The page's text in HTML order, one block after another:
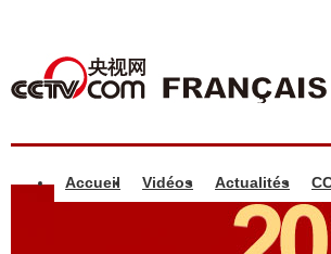
Accueil Vidéos Actualités